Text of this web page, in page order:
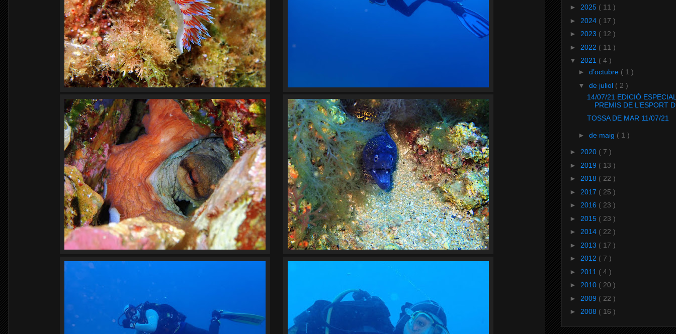
► 2025 ( 11 )
► 2024 ( 17 )
► 2023 ( 12 )
► 2022 ( 11 )
▼ 2021 ( 4 )
► d’octubre ( 1 )
▼ de juliol ( 2 )
14/07/21 EDICIÓ
PREMIS DE L’ESPORT
TOSSA DE MAR 11/07/21
► de maig ( 1 )
► 2020 ( 7 )
► 2019 ( 13 )
► 2018 ( 22 )
► 2017 ( 25 )
► 2016 ( 23 )
► 2015 ( 23 )
► 2014 ( 22 )
► 2013 ( 17 )
► 2012 ( 7 )
► 2011 ( 4 )
► 2010 ( 20 )
► 2009 ( 22 )
► 2008 ( 16 )